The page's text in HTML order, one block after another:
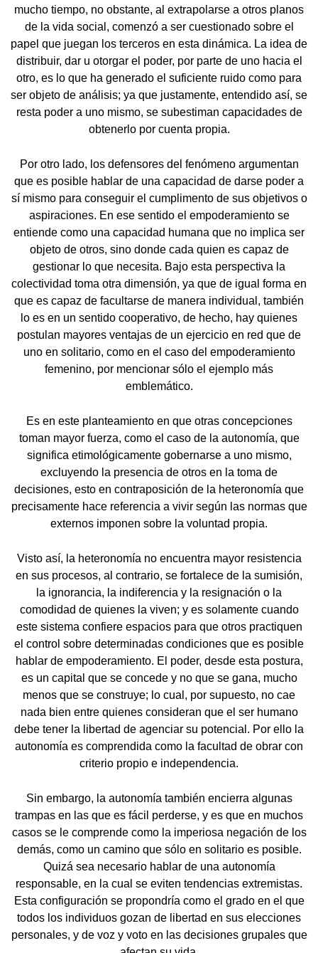
mucho tiempo, no obstante, al extrapolarse a otros planos
de la vida social, comenzó a ser cuestionado sobre el
papel que juegan los terceros en esta dinámica. La idea de
distribuir, dar u otorgar el poder, por parte de uno hacia el
otro, es lo que ha generado el suficiente ruido como para
ser objeto de análisis; ya que justamente, entendido así, se
resta poder a uno mismo, se subestiman capacidades de
obtenerlo por cuenta propia.
Por otro lado, los defensores del fenómeno argumentan
que es posible hablar de una capacidad de darse poder a
sí mismo para conseguir el cumplimento de sus objetivos o
aspiraciones. En ese sentido el empoderamiento se
entiende como una capacidad humana que no implica ser
objeto de otros, sino donde cada quien es capaz de
gestionar lo que necesita. Bajo esta perspectiva la
colectividad toma otra dimensión, ya que de igual forma en
que es capaz de facultarse de manera individual, también
lo es en un sentido cooperativo, de hecho, hay quienes
postulan mayores ventajas de un ejercicio en red que de
uno en solitario, como en el caso del empoderamiento
femenino, por mencionar sólo el ejemplo más
emblemático.
Es en este planteamiento en que otras concepciones
toman mayor fuerza, como el caso de la autonomía, que
significa etimológicamente gobernarse a uno mismo,
excluyendo la presencia de otros en la toma de
decisiones, esto en contraposición de la heteronomía que
precisamente hace referencia a vivir según las normas que
externos imponen sobre la voluntad propia.
Visto así, la heteronomía no encuentra mayor resistencia
en sus procesos, al contrario, se fortalece de la sumisión,
la ignorancia, la indiferencia y la resignación o la
comodidad de quienes la viven; y es solamente cuando
este sistema confiere espacios para que otros practiquen
el control sobre determinadas condiciones que es posible
hablar de empoderamiento. El poder, desde esta postura,
es un capital que se concede y no que se gana, mucho
menos que se construye; lo cual, por supuesto, no cae
nada bien entre quienes consideran que el ser humano
debe tener la libertad de agenciar su potencial. Por ello la
autonomía es comprendida como la facultad de obrar con
criterio propio e independencia.
Sin embargo, la autonomía también encierra algunas
trampas en las que es fácil perderse, y es que en muchos
casos se le comprende como la imperiosa negación de los
demás, como un camino que sólo en solitario es posible.
Quizá sea necesario hablar de una autonomía
responsable, en la cual se eviten tendencias extremistas.
Esta configuración se propondría como el grado en el que
todos los individuos gozan de libertad en sus elecciones
personales, y de voz y voto en las decisiones grupales que